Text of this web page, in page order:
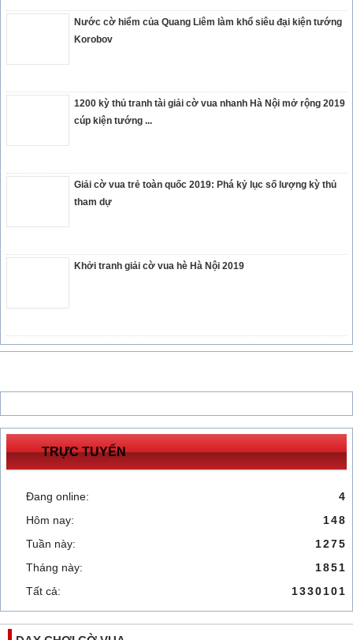
Nước cờ hiểm của Quang Liêm làm khổ siêu đại kiện tướng
Korobov
1200 kỳ thủ tranh tài giải cờ vua nhanh Hà Nội mở rộng 2019
cúp kiện tướng ...
Giải cờ vua trẻ toàn quốc 2019: Phá kỷ lục số lượng kỳ thủ
tham dự
Khởi tranh giải cờ vua hè Hà Nội 2019
TRỰC TUYẾN
Đang online:
4
Hôm nay:
148
Tuần này:
1275
Tháng này:
1851
Tất cả:
1330101